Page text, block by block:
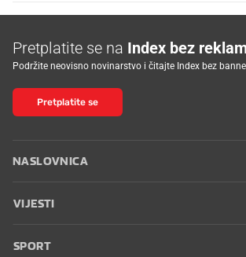
Pretplatite se na Index bez
Podržite neovisno novinarstvo i čitajte Index bez
Pretplatite se
NASLOVNICA
VIJESTI
SPORT